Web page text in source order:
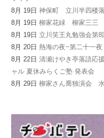
8月 19日神保町 立川半四楼
8月 19日柳家花緑 柳家三三
8月 19日 立川笑王丸勉強会第8
8月 20日熱海の夜~第二十一
8月 22日清瀬けやき亭落語応
ャル 夏休みらくご塾 発表会
8月 29日柳家さん喬独演会